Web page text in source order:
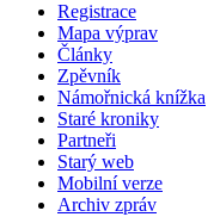
Registrace
Mapa výprav
Články
Zpěvník
Námořnická knížka
Staré kroniky
Partneři
Starý web
Mobilní verze
Archiv zpráv